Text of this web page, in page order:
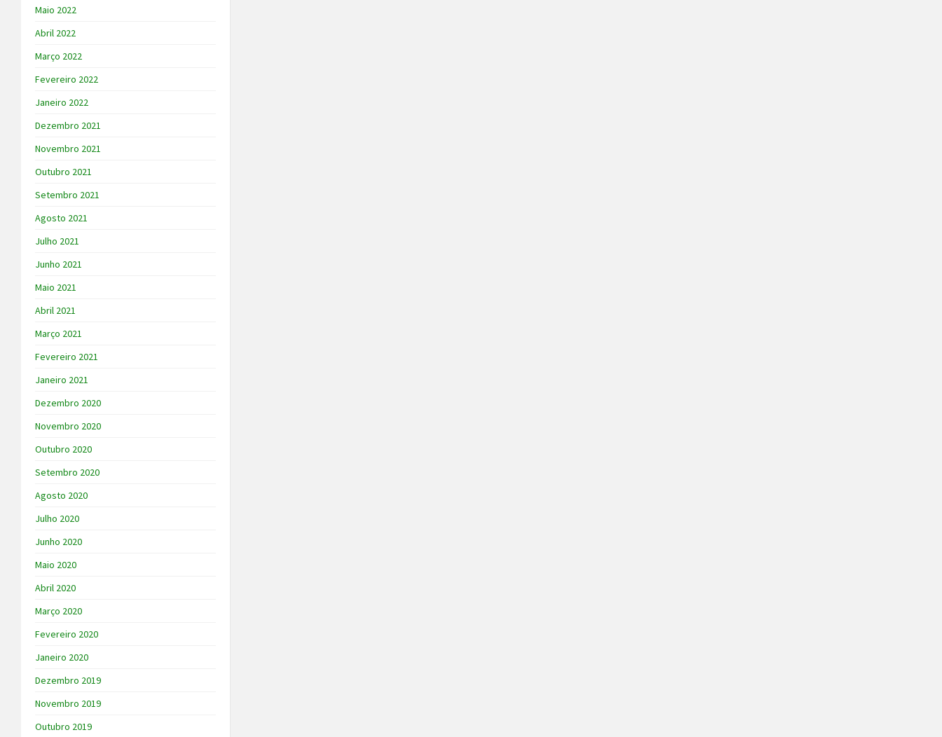
Maio 2022
Abril 2022
Março 2022
Fevereiro 2022
Janeiro 2022
Dezembro 2021
Novembro 2021
Outubro 2021
Setembro 2021
Agosto 2021
Julho 2021
Junho 2021
Maio 2021
Abril 2021
Março 2021
Fevereiro 2021
Janeiro 2021
Dezembro 2020
Novembro 2020
Outubro 2020
Setembro 2020
Agosto 2020
Julho 2020
Junho 2020
Maio 2020
Abril 2020
Março 2020
Fevereiro 2020
Janeiro 2020
Dezembro 2019
Novembro 2019
Outubro 2019